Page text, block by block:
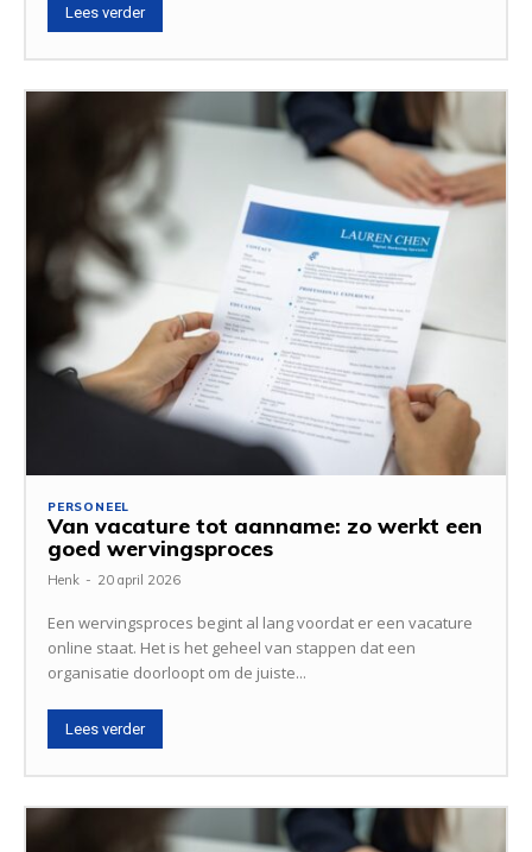
Lees verder
PERSONEEL
Van vacature tot aanname: zo werkt een
goed wervingsproces
Henk - 20 april 2026
Een wervingsproces begint al lang voordat er een vacature
online staat. Het is het geheel van stappen dat een
organisatie doorloopt om de juiste...
Lees verder